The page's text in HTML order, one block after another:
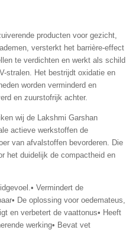
producten voor gezicht,
versterkt het barrière-effect
te verdichten en werkt als schild
stralen. Het bestrijdt oxidatie en
worden verminderd en
en zuurstofrijk achter.
wij de Lakshmi Garshan
actieve werkstoffen de
van afvalstoffen bevorderen. Die
het duidelijk de compactheid en
• Vermindert de
• De oplossing voor oedemateus,
en verbetert de vaattonus• Heeft
werking• Bevat vet